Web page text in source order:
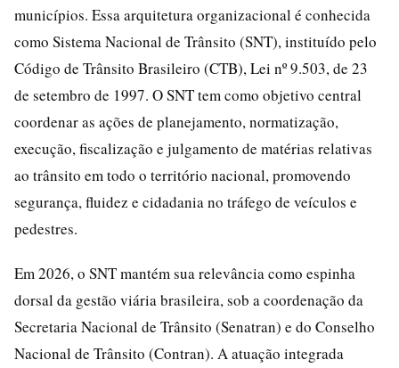
municípios. Essa arquitetura organizacional é conhecida
como Sistema Nacional de Trânsito (SNT), instituído pelo
Código de Trânsito Brasileiro (CTB), Lei nº 9.503, de 23
de setembro de 1997. O SNT tem como objetivo central
coordenar as ações de planejamento, normatização,
execução, fiscalização e julgamento de matérias relativas
ao trânsito em todo o território nacional, promovendo
segurança, fluidez e cidadania no tráfego de veículos e
pedestres.
Em 2026, o SNT mantém sua relevância como espinha
dorsal da gestão viária brasileira, sob a coordenação da
Secretaria Nacional de Trânsito (Senatran) e do Conselho
Nacional de Trânsito (Contran). A atuação integrada